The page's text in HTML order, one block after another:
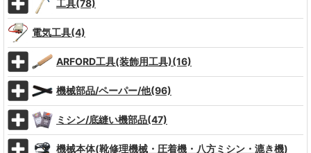
工具(78)
電気工具(4)
ARFORD工具(装飾用工具)(16)
機械部品/ペーパー/他(96)
ミシン/底縫い機部品(47)
機械本体(靴修理機械・圧着機・八方ミシン・漉き機)